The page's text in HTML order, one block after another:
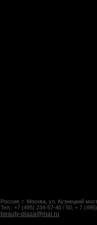
Россия, г. Москва, ул. Кузнецкий
Тел.: +7 (495) 234-57-40 / 50, + 7
beauty-plaza@mai.ru